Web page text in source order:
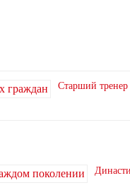
Старший